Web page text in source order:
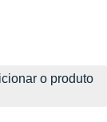
o produto